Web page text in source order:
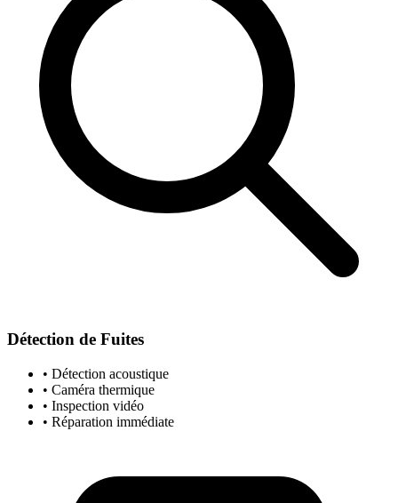
Détection de Fuites
• Détection acoustique
• Caméra thermique
• Inspection vidéo
• Réparation immédiate